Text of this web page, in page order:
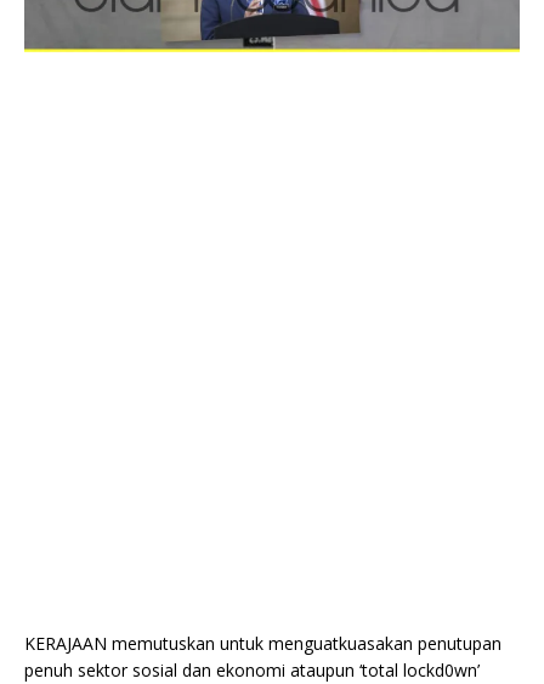
KERAJAAN memutuskan untuk menguatkuasakan penutupan
penuh sektor sosial dan ekonomi ataupun ‘total lockd0wn’